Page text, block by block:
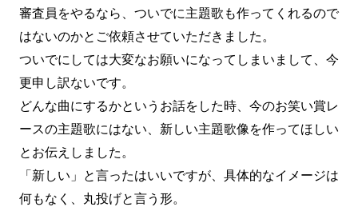
審査員をやるなら、ついでに主題歌も作ってくれるので
はないのかとご依頼させていただきました。
ついでにしては大変なお願いになってしまいまして、今
更申し訳ないです。
どんな曲にするかというお話をした時、今のお笑い賞レ
ースの主題歌にはない、新しい主題歌像を作ってほしい
とお伝えしました。
「新しい」と言ったはいいですが、具体的なイメージは
何もなく、丸投げと言う形。